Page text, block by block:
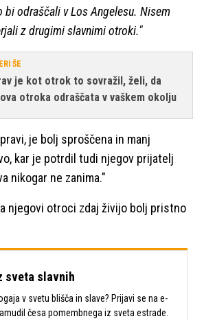
bi odraščali v Los Angelesu. Nisem
z drugimi slavnimi otroki."
ŠE
je kot otrok to sovražil, želi, da
otroka odraščata v vaškem okolju
je bolj sproščena in manj
kar je potrdil tudi njegov prijatelj
nikogar ne zanima."
njegovi otroci zdaj živijo bolj pristno
sveta slavnih
v svetu blišča in slave? Prijavi se na e-
česa pomembnega iz sveta estrade.